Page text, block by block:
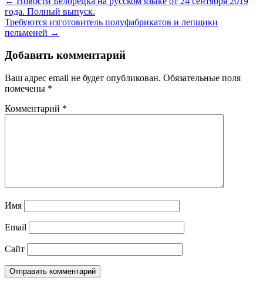
года. Полный выпуск.
Требуются изготовитель полуфабрикатов и лепщики
пельменей →
Добавить комментарий
Ваш адрес email не будет опубликован. Обязательные поля
помечены *
Комментарий *
Имя
Email
Сайт